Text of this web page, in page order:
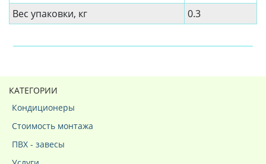
Вес упаковки, кг
0.3
КАТЕГОРИИ
Кондиционеры
Стоимость монтажа
ПВХ - завесы